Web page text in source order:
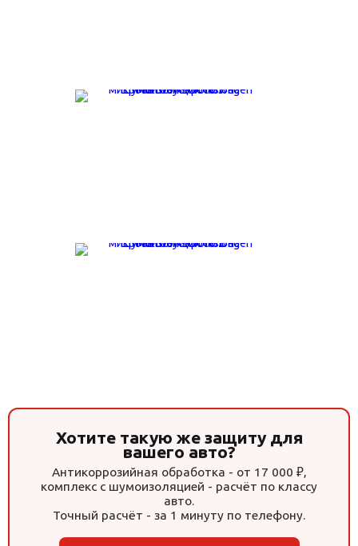
Хотите такую же защиту для
вашего авто?
Антикоррозийная обработка - от 17 000 ₽,
комплекс с шумоизоляцией - расчёт по классу
авто.
Точный расчёт - за 1 минуту по телефону.